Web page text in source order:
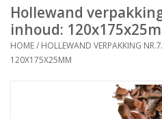
Bewerkingen
Nieuws
Hollewand
inhoud:
HOME/ HOLLEWAND VERPAKKING
120X175X25MM